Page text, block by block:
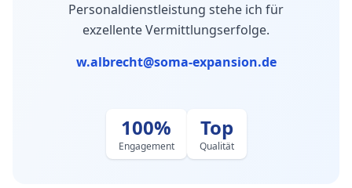
Personaldienstleistung stehe ich für
exzellente Vermittlungserfolge.
w.albrecht@soma-expansion.de
100%
Engagement
Top
Qualität